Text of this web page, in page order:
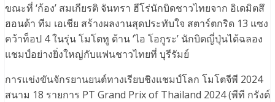
ขณะที่ ‘ก้อง’ สมเกียรติ จันทรา ฮีโร่นักบิดชาวไทยจาก อิเดมิตสึ
ฮอนด้า ทีม เอเชีย สร้างผลงานสุดประทับใจ สตาร์ตกริด 13 แซง
คว้าท็อป 4 ในรุ่น โมโตทู ด้าน ‘ไอ โอกูระ’ นักบิดญี่ปุ่นได้ฉลอง
แชมป์อย่างยิ่งใหญ่กับแฟนชาวไทยที่ บุรีรัมย์
การแข่งขันจักรยานยนต์ทางเรียบชิงแชมป์โลก โมโตจีพี 2024
สนาม 18 รายการ PT Grand Prix of Thailand 2024 (พีที กรังด์